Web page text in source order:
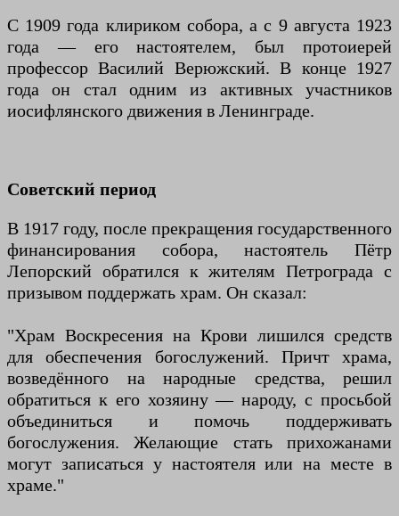
С 1909 года клириком собора, а с 9 августа 1923
года — его настоятелем, был протоиерей
профессор Василий Верюжский. В конце 1927
года он стал одним из активных участников
иосифлянского движения в Ленинграде.
Советский период
В 1917 году, после прекращения государственного
финансирования собора, настоятель Пётр
Лепорский обратился к жителям Петрограда с
призывом поддержать храм. Он сказал:
"Храм Воскресения на Крови лишился средств
для обеспечения богослужений. Причт храма,
возведённого на народные средства, решил
обратиться к его хозяину — народу, с просьбой
объединиться и помочь поддерживать
богослужения. Желающие стать прихожанами
могут записаться у настоятеля или на месте в
храме."